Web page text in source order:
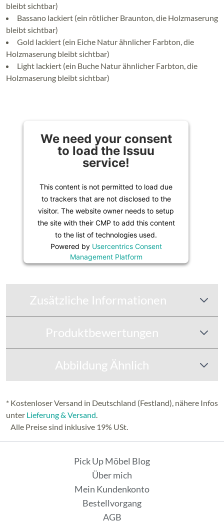
bleibt sichtbar)
Bassano lackiert (ein rötlicher Braunton, die Holzmaserung
bleibt sichtbar)
Gold lackiert (ein Eiche Natur ähnlicher Farbton, die
Holzmaserung bleibt sichtbar)
Light lackiert (ein Buche Natur ähnlicher Farbton, die
Holzmaserung bleibt sichtbar)
We need your consent
to load the Issuu
service!
This content is not permitted to load due
to trackers that are not disclosed to the
visitor. The website owner needs to setup
the site with their CMP to add this content
to the list of technologies used.
Powered by Usercentrics Consent
Management Platform
Zusätzliche Informationen
Produktbewertungen
Abbildung Ähnlich
* Kostenloser Versand in Deutschland (Festland), nähere Infos
unter Lieferung & Versand.
Alle Preise sind inklusive 19% USt.
Pick Up Möbel Blog
Über mich
Mein Kundenkonto
Bestellvorgang
AGB